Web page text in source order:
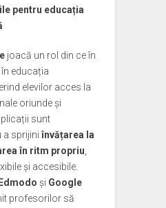
pentru educația
joacă un rol din ce în
educația
elevilor acces la
oriunde și
sunt
a sprijiniînvățarea la
în ritm propriu
și accesibile.
Edmodo și Google
profesorilor să